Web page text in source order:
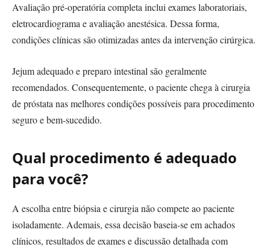
Avaliação pré-operatória completa inclui exames laboratoriais,
eletrocardiograma e avaliação anestésica. Dessa forma,
condições clínicas são otimizadas antes da intervenção cirúrgica.
Jejum adequado e preparo intestinal são geralmente
recomendados. Consequentemente, o paciente chega à cirurgia
de próstata nas melhores condições possíveis para procedimento
seguro e bem-sucedido.
Qual procedimento é adequado
para você?
A escolha entre biópsia e cirurgia não compete ao paciente
isoladamente. Ademais, essa decisão baseia-se em achados
clínicos, resultados de exames e discussão detalhada com